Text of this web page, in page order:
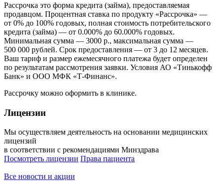
Рассрочка это форма кредита (займа), предоставляемая
продавцом. Процентная ставка по продукту «Рассрочка» —
от 0% до 100% годовых, полная стоимость потребительского
кредита (займа) — от 0.000% до 60.000% годовых.
Минимальная сумма — 3000 р., максимальная сумма —
500 000 рублей. Срок предоставления — от 3 до 12 месяцев.
Ваш тариф и размер ежемесячного платежа будет определен
по результатам рассмотрения заявки. Условия АО «Тинькофф
Банк» и ООО МФК «Т-Финанс».
Рассрочку можно оформить в клинике.
Лицензии
Мы осуществляем деятельность на основании медицинских
лицензий
в соответствии с рекомендациями Минздрава
Посмотреть лицензии Права пациента
Все новости и акции